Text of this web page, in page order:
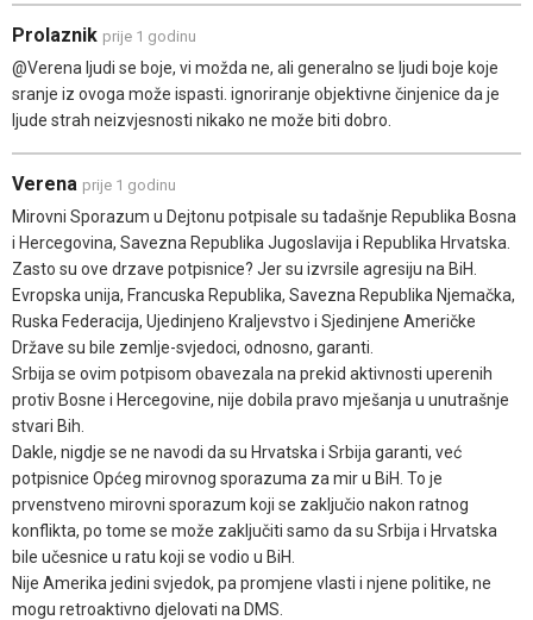
Prolaznik prije 1 godinu
@Verena ljudi se boje, vi možda ne, ali generalno se ljudi boje koje
sranje iz ovoga može ispasti. ignoriranje objektivne činjenice da je
ljude strah neizvjesnosti nikako ne može biti dobro.
Verena prije 1 godinu
Mirovni Sporazum u Dejtonu potpisale su tadašnje Republika Bosna
i Hercegovina, Savezna Republika Jugoslavija i Republika Hrvatska.
Zasto su ove drzave potpisnice? Jer su izvrsile agresiju na BiH.
Evropska unija, Francuska Republika, Savezna Republika Njemačka,
Ruska Federacija, Ujedinjeno Kraljevstvo i Sjedinjene Američke
Države su bile zemlje-svjedoci, odnosno, garanti.
Srbija se ovim potpisom obavezala na prekid aktivnosti uperenih
protiv Bosne i Hercegovine, nije dobila pravo mješanja u unutrašnje
stvari Bih.
Dakle, nigdje se ne navodi da su Hrvatska i Srbija garanti, već
potpisnice Općeg mirovnog sporazuma za mir u BiH. To je
prvenstveno mirovni sporazum koji se zaključio nakon ratnog
konflikta, po tome se može zaključiti samo da su Srbija i Hrvatska
bile učesnice u ratu koji se vodio u BiH.
Nije Amerika jedini svjedok, pa promjene vlasti i njene politike, ne
mogu retroaktivno djelovati na DMS.